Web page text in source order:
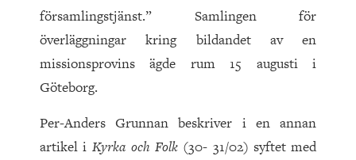
församlingstjänst.” Samlingen för
överläggningar kring bildandet av en
missionsprovins ägde rum 15 augusti i
Göteborg.
Per-Anders Grunnan beskriver i en annan
artikel i Kyrka och Folk (30- 31/02) syftet med